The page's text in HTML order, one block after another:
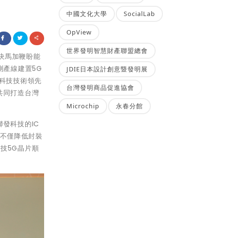
馬加鞭盼能
產線建置5G
技技術領先
同打造台灣
發科技的IC
僅降低封裝
5G晶片順
中國文化大學 SocialLab
OpView
世界發明智慧財產聯盟總會
JDIE日本設計創意暨發明展
台灣發明商品促進協會
Microchip 永春分館